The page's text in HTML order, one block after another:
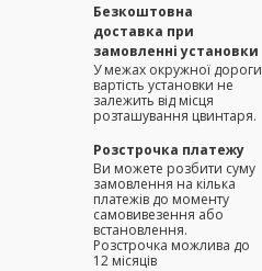
Безкоштовна
доставка при
замовленні установки
У межах окружної дороги
вартість установки не
залежить від місця
розташування цвинтаря.
Розстрочка платежу
Ви можете розбити суму
замовлення на кілька
платежів до моменту
самовивезення або
встановлення.
Розстрочка можлива до
12 місяців